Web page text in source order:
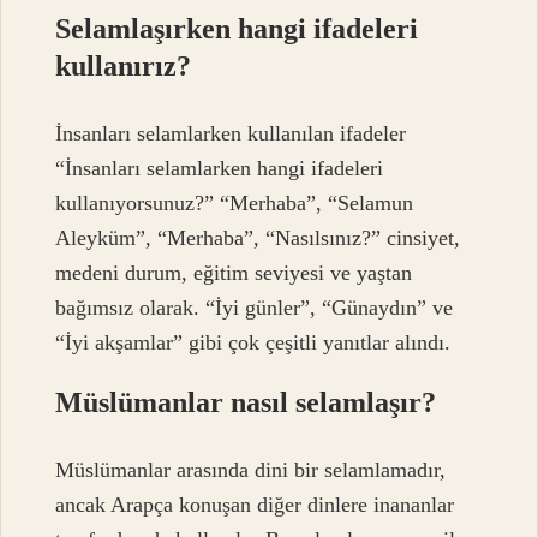
Selamlaşırken hangi ifadeleri
kullanırız?
İnsanları selamlarken kullanılan ifadeler
“İnsanları selamlarken hangi ifadeleri
kullanıyorsunuz?” “Merhaba”, “Selamun
Aleyküm”, “Merhaba”, “Nasılsınız?” cinsiyet,
medeni durum, eğitim seviyesi ve yaştan
bağımsız olarak. “İyi günler”, “Günaydın” ve
“İyi akşamlar” gibi çok çeşitli yanıtlar alındı.
Müslümanlar nasıl selamlaşır?
Müslümanlar arasında dini bir selamlamadır,
ancak Arapça konuşan diğer dinlere inananlar